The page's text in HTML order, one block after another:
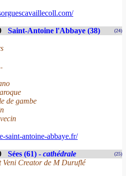
Saint-Antoine l'Abbaye (38) (24)
de gambe
saint-antoine-abbaye.fr/
Sées (61) - cathédrale (25)
Creator de M Duruflé